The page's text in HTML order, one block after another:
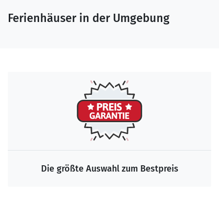
Ferienhäuser in der Umgebung
Die größte Auswahl zum Bestpreis